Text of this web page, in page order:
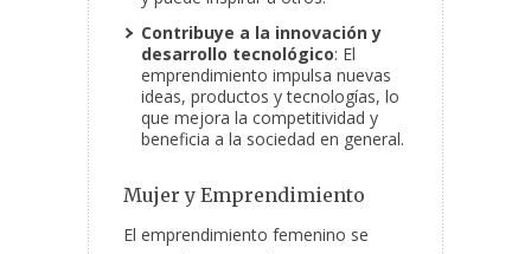
Contribuye a la innovación y
desarrollo tecnológico: El
emprendimiento impulsa nuevas
ideas, productos y tecnologías, lo
que mejora la competitividad y
beneficia a la sociedad en general.
Mujer y Emprendimiento
El emprendimiento femenino se